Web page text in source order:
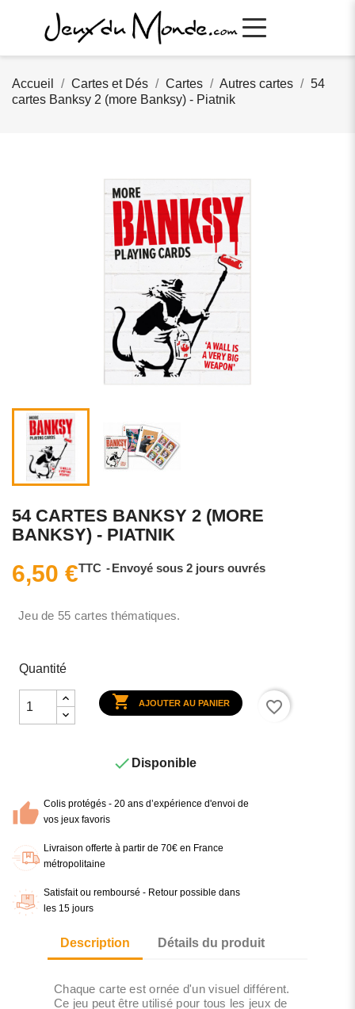
Accueil Cartes et Dés Cartes Autres cartes
54
cartes Banksy 2 (more Banksy) - Piatnik
54 CARTES BANKSY 2 (MORE
BANKSY) - PIATNIK
6,50 €TTC Envoyé sous 2 jours ouvrés
Jeu de 55 cartes thématiques.
Quantité
 AJOUTER AU PANIER favorite_border
 Disponible
Colis protégés - 20 ans d’expérience d'envoi de
vos jeux favoris
Livraison offerte à partir de 70€ en France
métropolitaine
Satisfait ou remboursé - Retour possible dans
les 15 jours
Description Détails du produit
Chaque carte est ornée d'un visuel différent.
Ce jeu peut être utilisé pour tous les jeux de